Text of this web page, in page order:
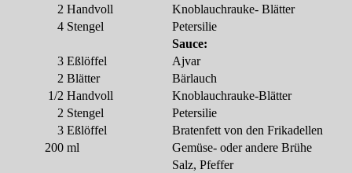
2 Handvoll
Knoblauchrauke- Blätter
4 Stengel
Petersilie
Sauce:
3 Eßlöffel
Ajvar
2 Blätter
Bärlauch
1/2 Handvoll
Knoblauchrauke-Blätter
2 Stengel
Petersilie
3 Eßlöffel
Bratenfett von den Frikadellen
200 ml
Gemüse- oder andere Brühe
Salz, Pfeffer